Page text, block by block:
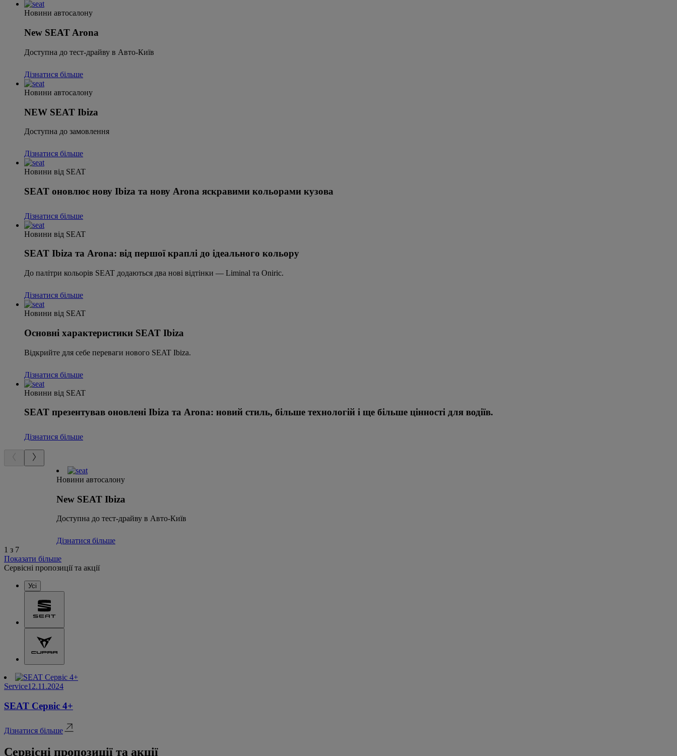
Новини автосалону
New SEAT Arona
Доступна до тест-драйву в Авто-Київ
Дізнатися більше
Новини автосалону
NEW SEAT Ibiza
Доступна до замовлення
Дізнатися більше
Новини від SEAT
SEAT оновлює нову Ibiza та нову Arona яскравими кольорами кузова
Дізнатися більше
Новини від SEAT
SEAT Ibiza та Arona: від першої краплі до ідеального кольору
До палітри кольорів SEAT додаються два нові відтінки — Liminal та Oniric.
Дізнатися більше
Новини від SEAT
Основні характеристики SEAT Ibiza
Відкрийте для себе переваги нового SEAT Ibiza.
Дізнатися більше
Новини від SEAT
SEAT презентував оновлені Ibiza та Arona: новий стиль, більше технологій і ще більше цінності для водіїв.
Дізнатися більше
Новини автосалону
New SEAT Ibiza
Доступна до тест-драйву в Авто-Київ
Дізнатися більше
1 з 7
Показати більше
Сервісні пропозиції та акції
Усі
Service12.11.2024
SEAT Сервіс 4+
Дізнатися більше
Сервісні пропозиції та акції